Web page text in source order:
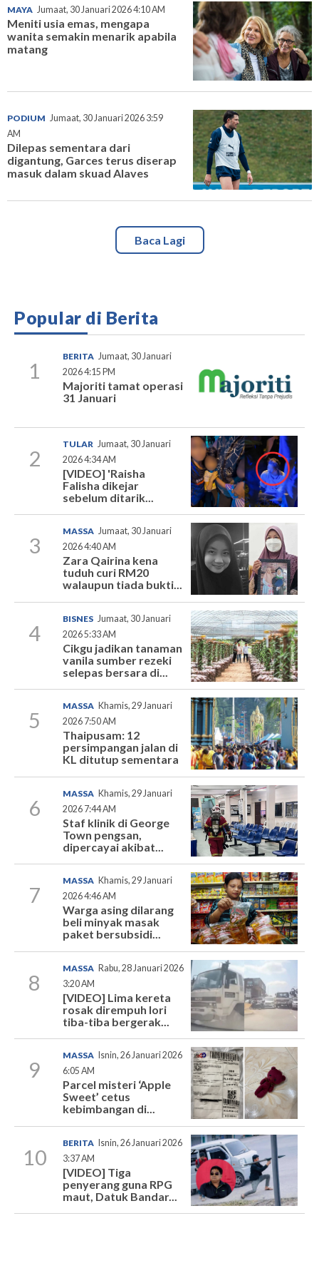
MAYA Jumaat, 30 Januari 2026 4:10 AM
Meniti usia emas, mengapa
wanita semakin menarik apabila
matang
PODIUM Jumaat, 30 Januari 2026 3:59
AM
Dilepas sementara dari
digantung, Garces terus diserap
masuk dalam skuad Alaves
Baca Lagi
Popular di Berita
1
BERITA Jumaat, 30 Januari
2026 4:15 PM
Majoriti tamat operasi
31 Januari
2
TULAR Jumaat, 30 Januari
2026 4:34 AM
[VIDEO] 'Raisha
Falisha dikejar
sebelum ditarik...
3
MASSA Jumaat, 30 Januari
2026 4:40 AM
Zara Qairina kena
tuduh curi RM20
walaupun tiada bukti...
4
BISNES Jumaat, 30 Januari
2026 5:33 AM
Cikgu jadikan tanaman
vanila sumber rezeki
selepas bersara di...
5
MASSA Khamis, 29 Januari
2026 7:50 AM
Thaipusam: 12
persimpangan jalan di
KL ditutup sementara
6
MASSA Khamis, 29 Januari
2026 7:44 AM
Staf klinik di George
Town pengsan,
dipercayai akibat...
7
MASSA Khamis, 29 Januari
2026 4:46 AM
Warga asing dilarang
beli minyak masak
paket bersubsidi...
8
MASSA Rabu, 28 Januari 2026
3:20 AM
[VIDEO] Lima kereta
rosak dirempuh lori
tiba-tiba bergerak...
9
MASSA
Isnin, 26 Januari 2026
6:05 AM
Parcel misteri ‘Apple
Sweet’ cetus
kebimbangan di...
10
BERITA Isnin, 26 Januari 2026
3:37 AM
[VIDEO] Tiga
penyerang guna RPG
maut, Datuk Bandar...